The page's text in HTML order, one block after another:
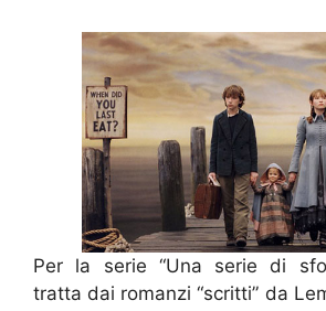
Per la serie “Una serie di
tratta dai romanzi “scritti” da